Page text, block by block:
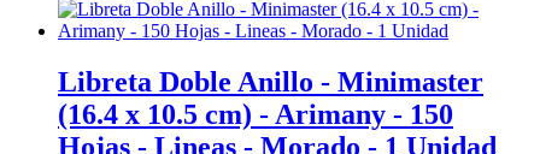
Libreta Doble Anillo - Minimaster
(16.4 x 10.5 cm) - Arimany - 150
Hojas - Lineas - Morado - 1 Unidad